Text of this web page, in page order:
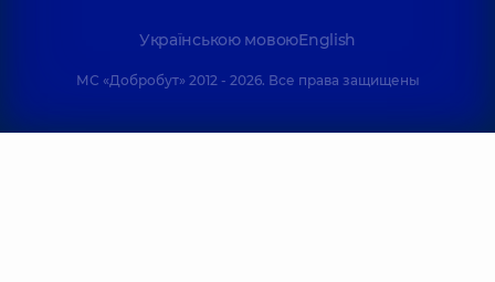
Українською мовоюEnglish
МС «Добробут» 2012 - 2026. Все права защищены